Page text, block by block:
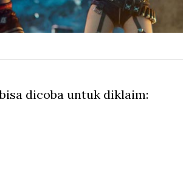
dicoba untuk diklaim: